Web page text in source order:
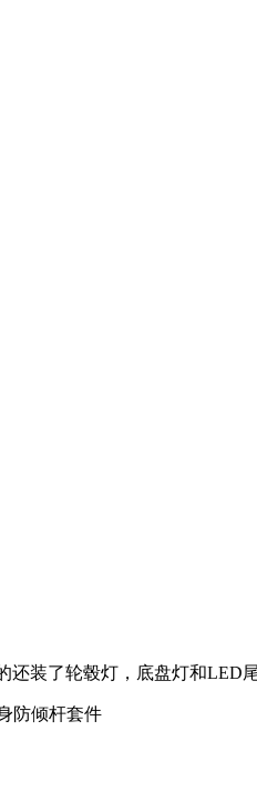
还装了轮毂灯，底盘灯和LED
防倾杆套件